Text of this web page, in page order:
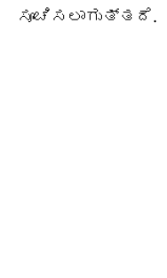
ಸೂಚಿಸಲಾಗುತ್ತದೆ.